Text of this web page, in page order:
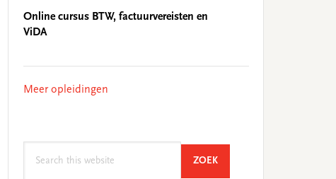
Online cursus BTW, factuurvereisten en
ViDA
Meer opleidingen
ZOEKSEARCH